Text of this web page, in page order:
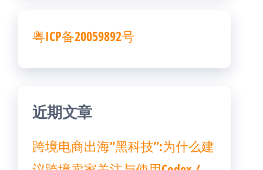
粤ICP备20059892号
近期文章
跨境电商出海“黑科技”:为什么建